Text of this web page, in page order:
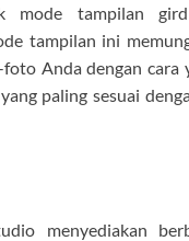
mode tampilan
tampilan ini
Anda dengan cara
paling sesuai
menyediakan